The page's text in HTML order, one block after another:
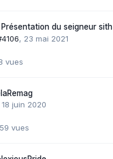
Présentation du seigneur sith
, 23 mai 2021
vues
18 juin 2020
vues